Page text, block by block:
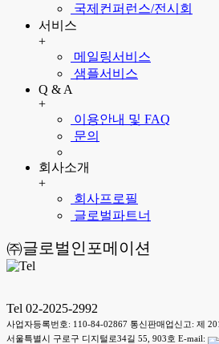
국제컨퍼런스/전시회
서비스
+
메일링서비스
샘플서비스
Q & A
+
이용안내 및 FAQ
문의
회사소개
+
회사프로필
글로벌파트너
㈜글로벌인포메이션
Tel 02-2025-2992
사업자등록번호: 110-84-02867 통신판매업신고: 제
서울특별시 구로구 디지털로34길 55, 903호 E-mail: